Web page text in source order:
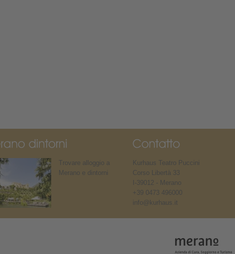
Trovare alloggio a
Merano e dintorni
Kurhaus Teatro Puccini
Corso Libertà 33
I-39012 - Merano
+39 0473 496000
info@kurhaus.it